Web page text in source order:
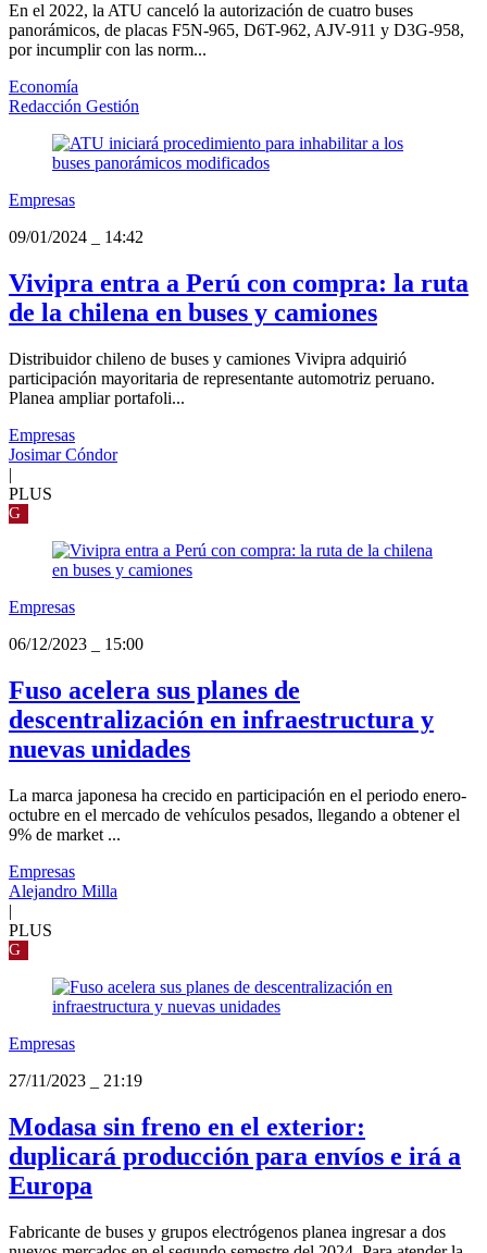
En el 2022, la ATU canceló la autorización de cuatro buses
panorámicos, de placas F5N-965, D6T-962, AJV-911 y D3G-958,
por incumplir con las norm...
Economía
Redacción Gestión
Empresas
09/01/2024
14:42
Vivipra entra a Perú con compra: la ruta
de la chilena en buses y camiones
Distribuidor chileno de buses y camiones Vivipra adquirió
participación mayoritaria de representante automotriz peruano.
Planea ampliar portafoli...
Empresas
Josimar Cóndor
|
PLUS
G
Empresas
06/12/2023
15:00
Fuso acelera sus planes de
descentralización en infraestructura y
nuevas unidades
La marca japonesa ha crecido en participación en el periodo enero-
octubre en el mercado de vehículos pesados, llegando a obtener el
9% de market ...
Empresas
Alejandro Milla
|
PLUS
G
Empresas
27/11/2023
21:19
Modasa sin freno en el exterior:
duplicará producción para envíos e irá a
Europa
Fabricante de buses y grupos electrógenos planea ingresar a dos